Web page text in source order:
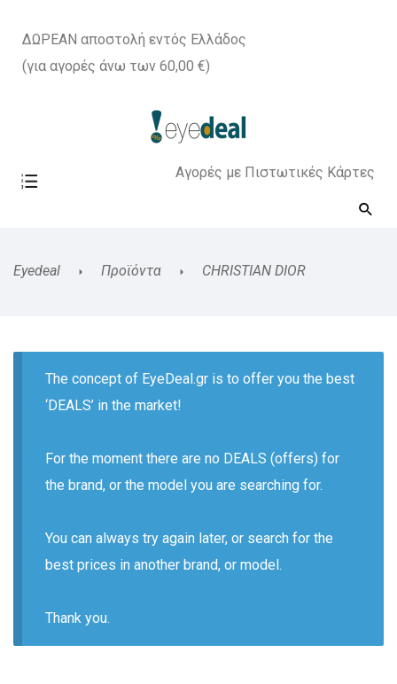
ΔΩΡΕΑΝ αποστολή εντός Ελλάδος
(για αγορές άνω των 60,00 €)
Αγορές με Πιστωτικές Κάρτες
Eyedeal Προϊόντα CHRISTIAN DIOR
The concept of EyeDeal.gr is to offer you the best
‘DEALS’ in the market!
For the moment there are no DEALS (offers) for
the brand, or the model you are searching for.
You can always try again later, or search for the
best prices in another brand, or model.
Thank you.